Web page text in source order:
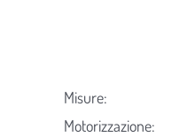
Misure:
Motorizzazione: